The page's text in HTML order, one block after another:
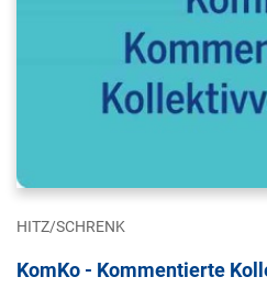
HITZ/SCHRENK
KomKo - Kommentierte